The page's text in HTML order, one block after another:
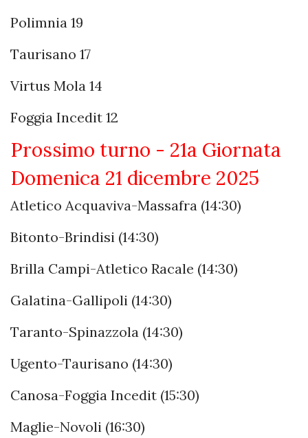
Polimnia 19
Taurisano 17
Virtus Mola 14
Foggia Incedit 12
Prossimo turno - 21a Giornata
Domenica 21 dicembre 2025
Atletico Acquaviva-Massafra (14:30)
Bitonto-Brindisi (14:30)
Brilla Campi-Atletico Racale (14:30)
Galatina-Gallipoli (14:30)
Taranto-Spinazzola (14:30)
Ugento-Taurisano (14:30)
Canosa-Foggia Incedit (15:30)
Maglie-Novoli (16:30)